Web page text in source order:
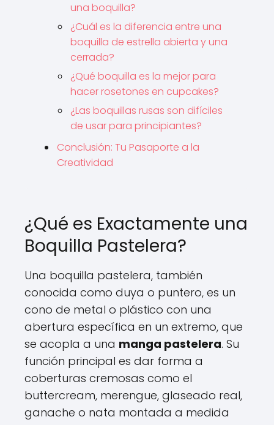
una boquilla?
¿Cuál es la diferencia entre una
boquilla de estrella abierta y una
cerrada?
¿Qué boquilla es la mejor para
hacer rosetones en cupcakes?
¿Las boquillas rusas son difíciles
de usar para principiantes?
Conclusión: Tu Pasaporte a la
Creatividad
¿Qué es Exactamente una
Boquilla Pastelera?
Una boquilla pastelera, también
conocida como duya o puntero, es un
cono de metal o plástico con una
abertura específica en un extremo, que
se acopla a una manga pastelera. Su
función principal es dar forma a
coberturas cremosas como el
buttercream, merengue, glaseado real,
ganache o nata montada a medida